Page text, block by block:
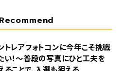
Recommend
トレアフォトコンに今年こそ挑戦
い！～普段の写真にひと工夫を
ることで、入選も狙える